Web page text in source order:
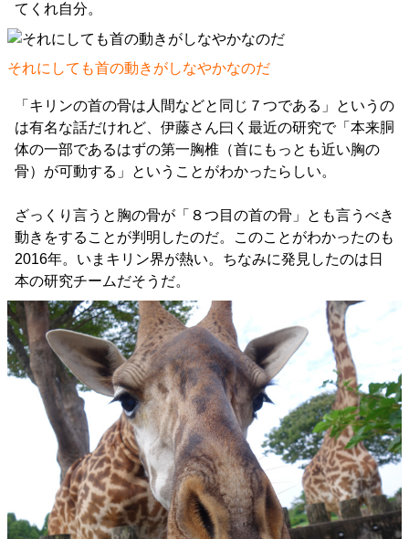
てくれ自分。
それにしても首の動きがしなやかなのだ
「キリンの首の骨は人間などと同じ７つである」というの
は有名な話だけれど、伊藤さん曰く最近の研究で「本来胴
体の一部であるはずの第一胸椎（首にもっとも近い胸の
骨）が可動する」ということがわかったらしい。
ざっくり言うと胸の骨が「８つ目の首の骨」とも言うべき
動きをすることが判明したのだ。このことがわかったのも
2016年。いまキリン界が熱い。ちなみに発見したのは日
本の研究チームだそうだ。